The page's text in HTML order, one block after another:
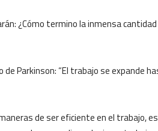
¿Cómo termino la inmensa
de Parkinson: “El trabajo se expande
de ser eficiente en el trabajo,